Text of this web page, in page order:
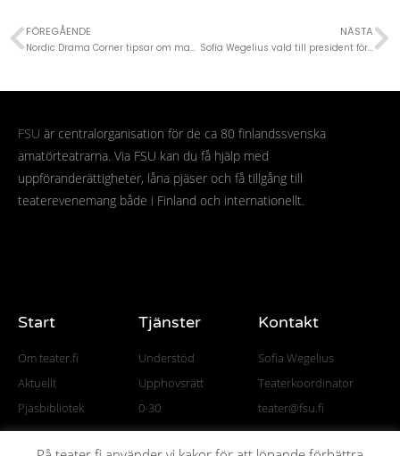
FÖREGÅENDE
Nordic Drama Corner tipsar om manus
NÄSTA
Sofia Wegelius vald till president för International Amateur Theatre Association (AITA/IATA)
FSU är centralorganisation för de ca 80 finlandssvenska
amatörteatrarna. Via FSU kan du få hjälp med
uppföranderättigheter, låna pjäser och få tillgång till
teaterevenemang både i Finland och internationellt.
Start
Om teater.fi
Aktuellt
Pjäsbibliotek
Tjänster
Understöd
Upphovsrätt
0-30
Kontakt
Sofia Wegelius
Teaterkoordinator
teater@fsu.fi